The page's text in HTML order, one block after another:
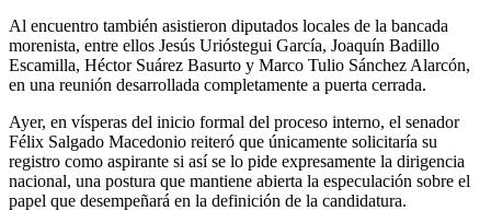
Al encuentro también asistieron diputados locales de la bancada
morenista, entre ellos Jesús Urióstegui García, Joaquín Badillo
Escamilla, Héctor Suárez Basurto y Marco Tulio Sánchez Alarcón,
en una reunión desarrollada completamente a puerta cerrada.
Ayer, en vísperas del inicio formal del proceso interno, el senador
Félix Salgado Macedonio reiteró que únicamente solicitaría su
registro como aspirante si así se lo pide expresamente la dirigencia
nacional, una postura que mantiene abierta la especulación sobre el
papel que desempeñará en la definición de la candidatura.